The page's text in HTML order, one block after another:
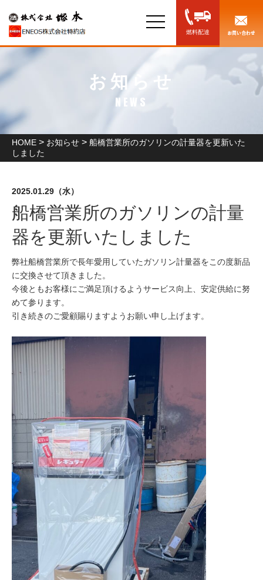
toggle
navigation燃料配達
お知らせ
NEWS
HOME > お知らせ > 船橋営業所のガソリンの計量器を更新いた
しました
2025.01.29（水）
船橋営業所のガソリンの計量
器を更新いたしました
弊社船橋営業所で長年愛用していたガソリン計量器をこの度新品
に交換させて頂きました。
今後ともお客様にご満足頂けるようサービス向上、安定供給に努
めて参ります。
引き続きのご愛顧賜りますようお願い申し上げます。